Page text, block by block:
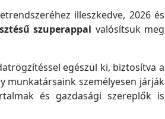
illeszkedve, 2026 és
szuperappal valósítsuk meg
egészül ki, biztosítva a
munkatársaink személyesen járják
és gazdasági szereplők is